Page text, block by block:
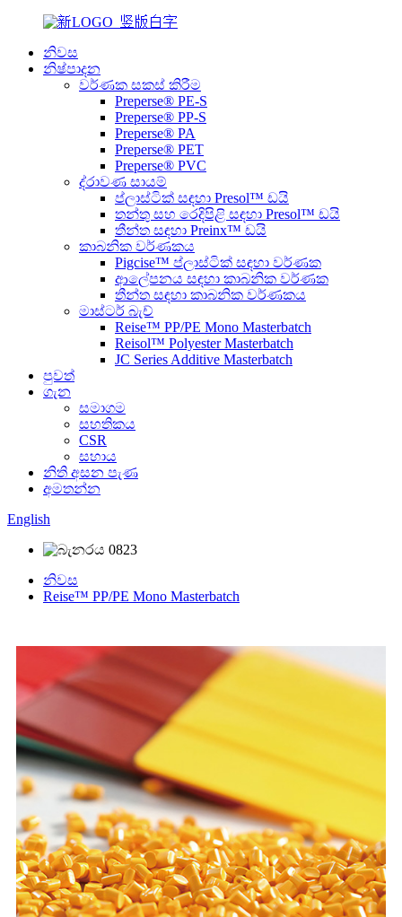
නිවස
නිෂ්පාදන
වර්ණක සකස් කිරීම
Preperse® PE-S
Preperse® PP-S
Preperse® PA
Preperse® PET
Preperse® PVC
ද්රාවණ සායම්
ප්ලාස්ටික් සඳහා Presol™ ඩයි
තන්තු සහ රෙදිපිළි සඳහා Presol™ ඩයි
තීන්ත සඳහා Preinx™ ඩයි
කාබනික වර්ණකය
Pigcise™ ප්ලාස්ටික් සඳහා වර්ණක
ආලේපනය සඳහා කාබනික වර්ණක
තීන්ත සඳහා කාබනික වර්ණකය
මාස්ටර් බැච්
Reise™ PP/PE Mono Masterbatch
Reisol™ Polyester Masterbatch
JC Series Additive Masterbatch
පුවත්
ගැන
සමාගම
සහතිකය
CSR
සහාය
නිති අසන පැණ
අමතන්න
English
නිවස
Reise™ PP/PE Mono Masterbatch